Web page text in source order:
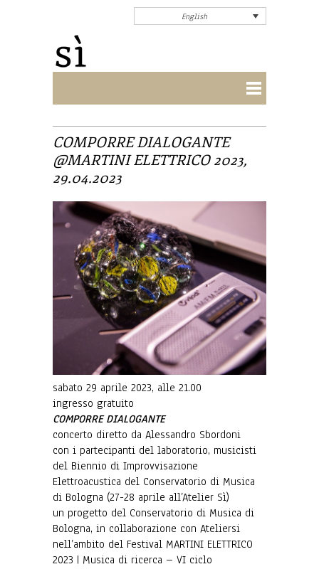
English
COMPORRE DIALOGANTE
@MARTINI ELETTRICO 2023,
29.04.2023
sabato 29 aprile 2023, alle 21.00
ingresso gratuito
COMPORRE DIALOGANTE
concerto diretto da Alessandro Sbordoni
con i partecipanti del laboratorio, musicisti
del Biennio di Improvvisazione
Elettroacustica del Conservatorio di Musica
di Bologna (27-28 aprile all’Atelier Sì)
un progetto del Conservatorio di Musica di
Bologna, in collaborazione con Ateliersi
nell’ambito del Festival MARTINI ELETTRICO
2023 | Musica di ricerca – VI ciclo